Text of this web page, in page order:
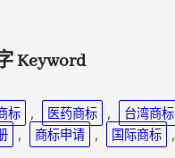
Keyword
标 , 医药商标 , 台湾商标
, 商标申请 , 国际商标 ,